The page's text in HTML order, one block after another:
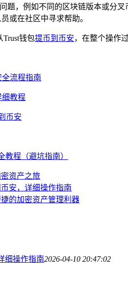
题，例如不同的区块链版本或分
或在社区中寻求帮助。
钱包提币到币安，在整个操作
全流程指南
细教程
币安
教程（避坑指南）
资产之旅
安，详细操作指南
的加密资产管理利器
细操作指南2026-04-10 20:47:02